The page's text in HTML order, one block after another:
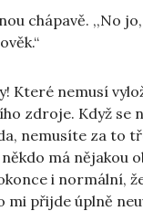
chápavě. ,,No
Které nemusí
zdroje. Když se
nemusíte za to
má nějakou
i normální,
mi přijde úplně